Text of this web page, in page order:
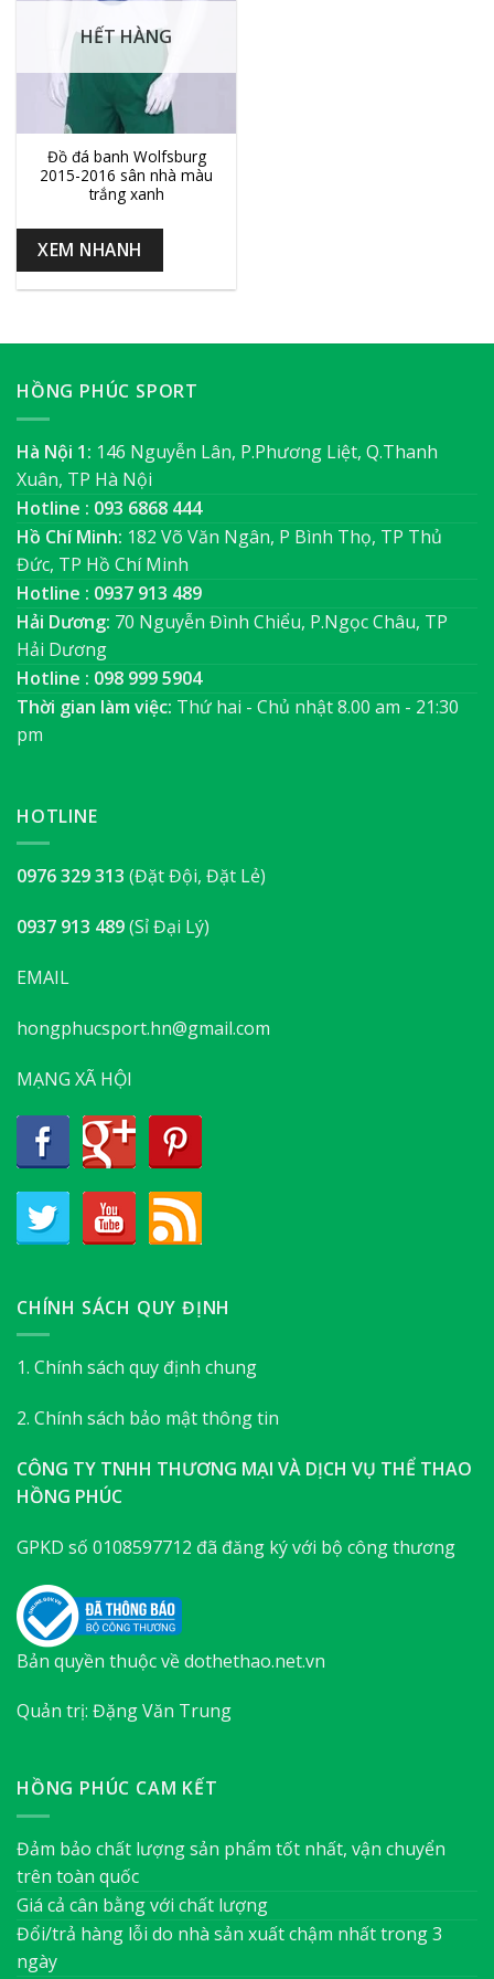
HẾT HÀNG
Đồ đá banh Wolfsburg
2015-2016 sân nhà màu
trắng xanh
XEM NHANH
HỒNG PHÚC SPORT
Hà Nội 1: 146 Nguyễn Lân, P.Phương Liệt, Q.Thanh
Xuân, TP Hà Nội
Hotline : 093 6868 444
Hồ Chí Minh: 182 Võ Văn Ngân, P Bình Thọ, TP Thủ
Đức, TP Hồ Chí Minh
Hotline : 0937 913 489
Hải Dương: 70 Nguyễn Đình Chiểu, P.Ngọc Châu, TP
Hải Dương
Hotline : 098 999 5904
Thời gian làm việc: Thứ hai - Chủ nhật 8.00 am - 21:30
pm
HOTLINE
0976 329 313 (Đặt Đội, Đặt Lẻ)
0937 913 489(Sỉ Đại Lý)
EMAIL
hongphucsport.hn@gmail.com
MẠNG XÃ HỘI
CHÍNH SÁCH QUY ĐỊNH
1. Chính sách quy định chung
2. Chính sách bảo mật thông tin
CÔNG TY TNHH THƯƠNG MẠI VÀ DỊCH VỤ THỂ THAO
HỒNG PHÚC
GPKD số 0108597712 đã đăng ký với bộ công thương
Bản quyền thuộc về dothethao.net.vn
Quản trị: Đặng Văn Trung
HỒNG PHÚC CAM KẾT
Đảm bảo chất lượng sản phẩm tốt nhất, vận chuyển
trên toàn quốc
Giá cả cân bằng với chất lượng
Đổi/trả hàng lỗi do nhà sản xuất chậm nhất trong 3
ngày